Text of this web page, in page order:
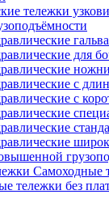
тележки
для
с
с
Самоходные